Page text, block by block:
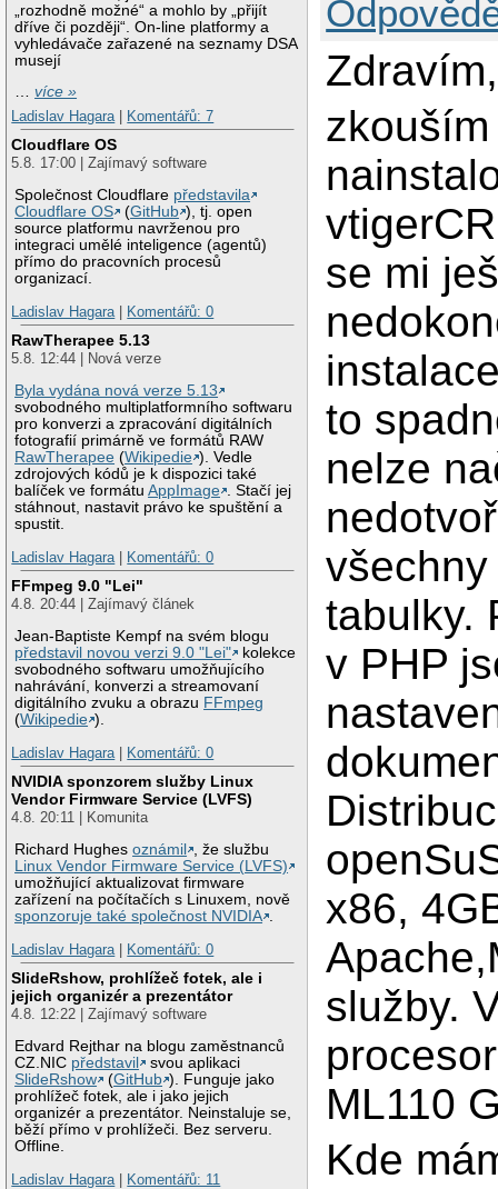
„rozhodně možné“ a mohlo by „přijít
dříve či později“. On-line platformy a
vyhledávače zařazené na seznamy DSA
musejí
…více »
Ladislav Hagara
Komentářů: 7
Cloudflare OS
5.8. 17:00 | Zajímavý software
Společnost Cloudflare představila
Cloudflare OS
(GitHub ), tj. open
source platformu navrženou pro
integraci umělé inteligence (agentů)
přímo do pracovních procesů
organizací.
Ladislav Hagara
Komentářů: 0
RawTherapee 5.13
5.8. 12:44 | Nová verze
Byla vydána nová verze 5.13
svobodného multiplatformního softwaru
pro konverzi a zpracování digitálních
fotografií primárně ve formátů RAW
RawTherapee (Wikipedie ). Vedle
zdrojových kódů je k dispozici také
balíček ve formátuAppImage . Stačí jej
stáhnout, nastavit právo ke spuštění a
spustit.
Ladislav Hagara
Komentářů: 0
FFmpeg 9.0 "Lei"
4.8. 20:44 | Zajímavý článek
Jean-Baptiste Kempf na svém blogu
představil novou verzi 9.0 "Lei"
kolekce
svobodného softwaru umožňujícího
nahrávání, konverzi a streamovaní
digitálního zvuku a obrazu FFmpeg
(Wikipedie ).
Ladislav Hagara | Komentářů: 0
NVIDIA sponzorem služby Linux
Vendor Firmware Service (LVFS)
4.8. 20:11 | Komunita
Richard Hughesoznámil
, že službu
Linux Vendor Firmware Service (LVFS)
umožňující aktualizovat firmware
zařízení na počítačích s Linuxem, nově
sponzoruje také společnost NVIDIA .
Ladislav Hagara | Komentářů: 0
SlideRshow, prohlížeč fotek, ale i
jejich organizér a prezentátor
4.8. 12:22 | Zajímavý software
Edvard Rejthar na blogu zaměstnanců
CZ.NIC představil
svou aplikaci
SlideRshow
(GitHub ). Funguje jako
prohlížeč fotek, ale i jako jejich
organizér a prezentátor. Neinstaluje se,
běží přímo v prohlížeči. Bez serveru.
Offline.
Ladislav Hagara | Komentářů: 11
Zdravím,
se mi
to
nelze
všechny
tabulky.
v PHP
x86,
služby.
ML110
Kde